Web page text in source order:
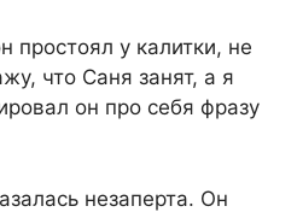
простоял у калитки, не
что Саня занят, а я
он про себя фразу
незаперта. Он